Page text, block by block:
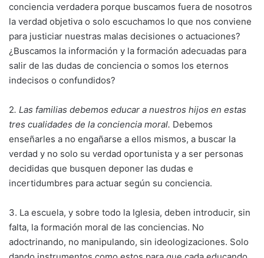
conciencia verdadera porque buscamos fuera de nosotros
la verdad objetiva o solo escuchamos lo que nos conviene
para justiciar nuestras malas decisiones o actuaciones?
¿Buscamos la información y la formación adecuadas para
salir de las dudas de conciencia o somos los eternos
indecisos o confundidos?
2. Las familias debemos educar a nuestros hijos en estas
tres cualidades de la conciencia moral. Debemos
enseñarles a no engañarse a ellos mismos, a buscar la
verdad y no solo su verdad oportunista y a ser personas
decididas que busquen deponer las dudas e
incertidumbres para actuar según su conciencia.
3. La escuela, y sobre todo la Iglesia, deben introducir, sin
falta, la formación moral de las conciencias. No
adoctrinando, no manipulando, sin ideologizaciones. Solo